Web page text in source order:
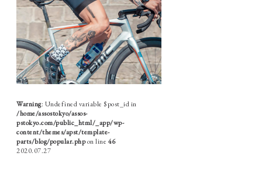
Warning: Undefined variable $post_id in
/home/assostokyo/assos-
pstokyo.com/public_html/_app/wp-
content/themes/apst/template-
parts/blog/popular.phpon line 46
2020.07.27